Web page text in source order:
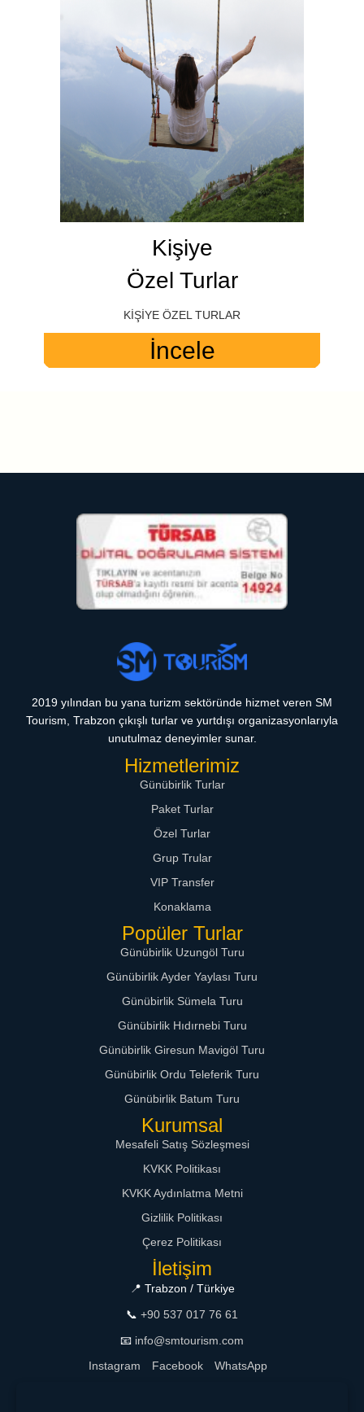
Kişiye
Özel Turlar
KİŞİYE ÖZEL TURLAR
İncele
2019 yılından bu yana turizm sektöründe hizmet veren SM
Tourism, Trabzon çıkışlı turlar ve yurtdışı organizasyonlarıyla
unutulmaz deneyimler sunar.
Hizmetlerimiz
Günübirlik Turlar
Paket Turlar
Özel Turlar
Grup Trular
VIP Transfer
Konaklama
Popüler Turlar
Günübirlik Uzungöl Turu
Günübirlik Ayder Yaylası Turu
Günübirlik Sümela Turu
Günübirlik Hıdırnebi Turu
Günübirlik Giresun Mavigöl Turu
Günübirlik Ordu Teleferik Turu
Günübirlik Batum Turu
Kurumsal
Mesafeli Satış Sözleşmesi
KVKK Politikası
KVKK Aydınlatma Metni
Gizlilik Politikası
Çerez Politikası
İletişim
📍 Trabzon / Türkiye
📞 +90 537 017 76 61
📧 info@smtourism.com
Instagram
Facebook WhatsApp